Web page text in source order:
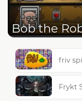
Bob the
friv spill
Frykt